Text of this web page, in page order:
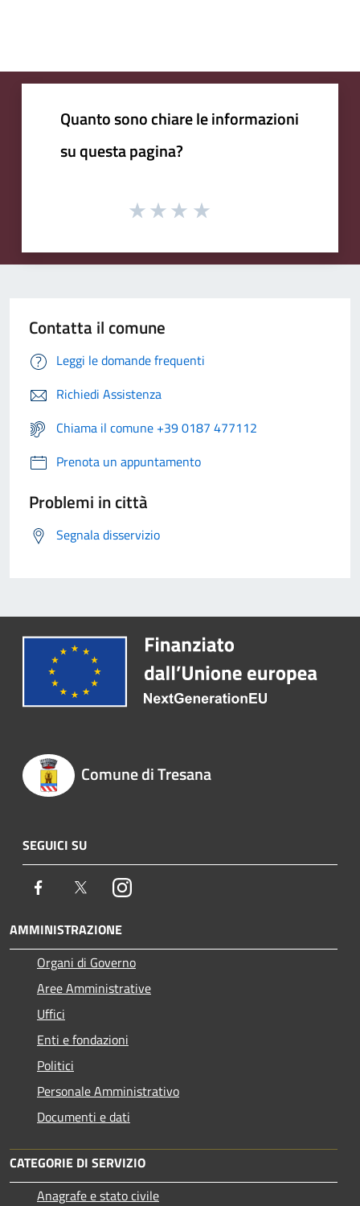
Quanto sono chiare le informazioni
su questa pagina?
Contatta il comune
Leggi le domande frequenti
Richiedi Assistenza
Chiama il comune +39 0187 477112
Prenota un appuntamento
Problemi in città
Segnala disservizio
Comune di Tresana
SEGUICI SU
Facebook TwitterInstagram
AMMINISTRAZIONE
Organi di Governo
Aree Amministrative
Uffici
Enti e fondazioni
Politici
Personale Amministrativo
Documenti e dati
CATEGORIE DI SERVIZIO
Anagrafe e stato civile